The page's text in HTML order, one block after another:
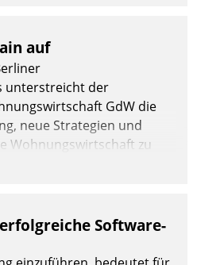
daher
Datatrain GmbH den
digitalisiert.
auf
unterstreicht der
GdW die
neue Strategien und
Wohnungswirtschaft zu
Software-